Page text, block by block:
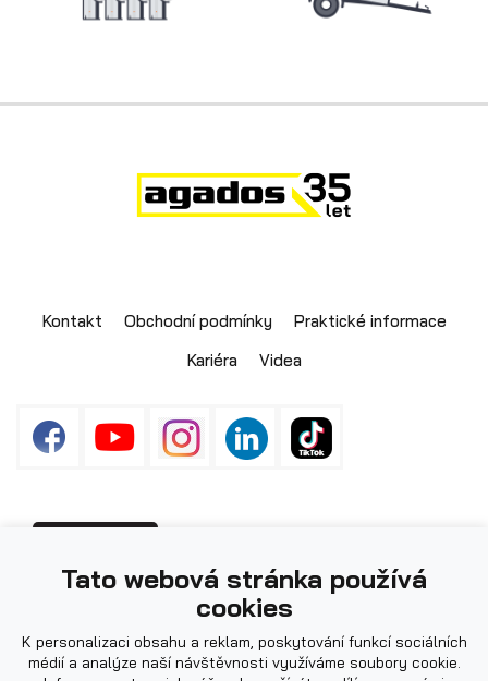
Kontakt Obchodní podmínky
Praktické informace
Kariéra
Videa
ilustrační.
Tato webová stránka používá
cookies
K personalizaci obsahu a reklam, poskytování funkcí sociálních
médií a analýze naší návštěvnosti využíváme soubory cookie.